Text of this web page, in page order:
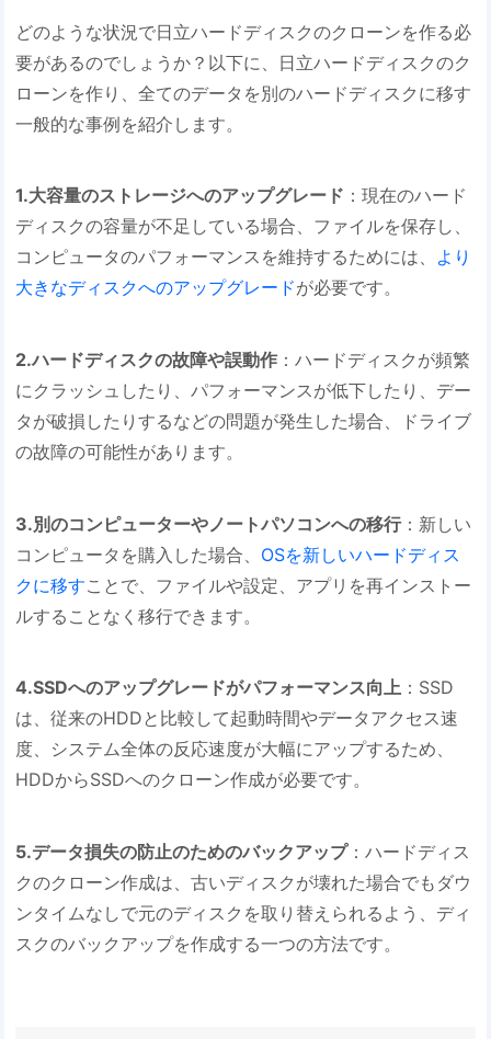
どのような状況で日立ハードディスクのクローンを作る必
要があるのでしょうか？以下に、日立ハードディスクのク
ローンを作り、全てのデータを別のハードディスクに移す
一般的な事例を紹介します。
1.大容量のストレージへのアップグレード ：現在のハード
ディスクの容量が不足している場合、ファイルを保存し、
コンピュータのパフォーマンスを維持するためには、 より
大きなディスクへのアップグレードが必要です。
2.ハードディスクの故障や誤動作 ：ハードディスクが頻繁
にクラッシュしたり、パフォーマンスが低下したり、デー
タが破損したりするなどの問題が発生した場合、ドライブ
の故障の可能性があります。
3.別のコンピューターやノートパソコンへの移行：新しい
コンピュータを購入した場合、 OSを新しいハードディス
クに移すことで、ファイルや設定、アプリを再インストー
ルすることなく移行できます。
4.SSDへのアップグレードがパフォーマンス向上 ：SSD
は、従来のHDDと比較して起動時間やデータアクセス速
度、システム全体の反応速度が大幅にアップするため、
HDDからSSDへのクローン作成が必要です。
5.データ損失の防止のためのバックアップ：ハードディス
クのクローン作成は、古いディスクが壊れた場合でもダウ
ンタイムなしで元のディスクを取り替えられるよう、ディ
スクのバックアップを作成する一つの方法です。